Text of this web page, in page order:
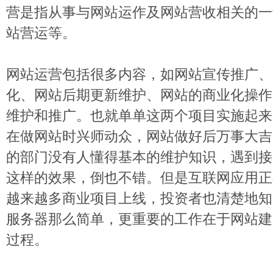
营是指从事与网站运作及网站营收相关的
站营运等。
网站运营包括很多内容，如网站宣传推广
化、网站后期更新维护、网站的商业化操
维护和推广。也就单单这两个项目实施起
在做网站时兴师动众，网站做好后万事大
的部门没有人懂得基本的维护知识，遇到
这样的效果，倒也不错。但是互联网应用
越来越多商业项目上线，投资者也清楚地
服务器那么简单，更重要的工作在于网站
过程。